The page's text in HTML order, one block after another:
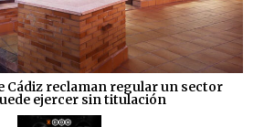
Cádiz reclaman regular un sector
ejercer sin titulación